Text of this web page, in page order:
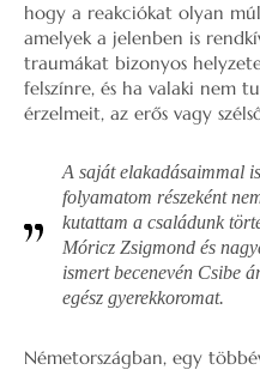
hogy a reakciókat olyan
amelyek a jelenben is
traumákat bizonyos
felszínre, és ha valaki nem
érzelmeit, az erős vagy
A saját elakadásaimmal
folyamatom részeként
kutattam a családunk
Móricz Zsigmond és
ismert becenevén Csibe
egész gyerekkoromat.
Németországban, egy